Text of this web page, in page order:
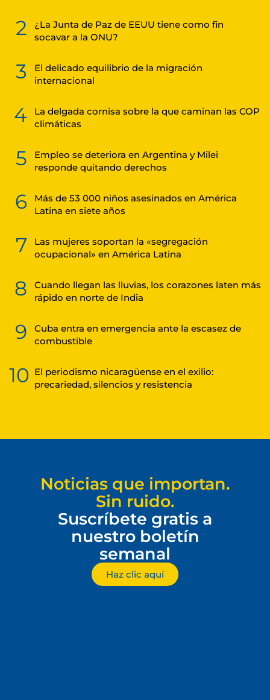
2
¿La Junta de Paz de EEUU tiene como fin
socavar a la ONU?
3
El delicado equilibrio de la migración
internacional
4
La delgada cornisa sobre la que caminan las COP
climáticas
5
Empleo se deteriora en Argentina y Milei
responde quitando derechos
6
Más de 53 000 niños asesinados en América
Latina en siete años
7
Las mujeres soportan la «segregación
ocupacional» en América Latina
8
Cuando llegan las lluvias, los corazones laten más
rápido en norte de India
9
Cuba entra en emergencia ante la escasez de
combustible
10 El periodismo nicaragüense en el exilio:
precariedad, silencios y resistencia
Noticias que importan.
Sin ruido.
Suscríbete gratis a
nuestro boletín
semanal
Haz clic aquí